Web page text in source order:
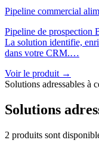
Pipeline commercial
Pipeline de prospection
La solution identifie,
dans votre CRM.…
Voir le produit →
Solutions adressables à
Solutions
2 produits sont